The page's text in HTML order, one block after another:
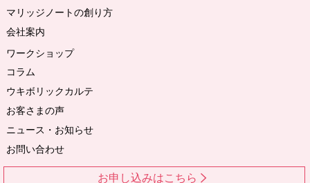
マリッジノートの創り方
会社案内
ワークショップ
コラム
ウキボリックカルテ
お客さまの声
ニュース・お知らせ
お問い合わせ
お申し込みはこちら